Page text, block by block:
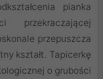
pianka
przekraczającej
przepuszcza
kształt. Tapicerkę
o grubości